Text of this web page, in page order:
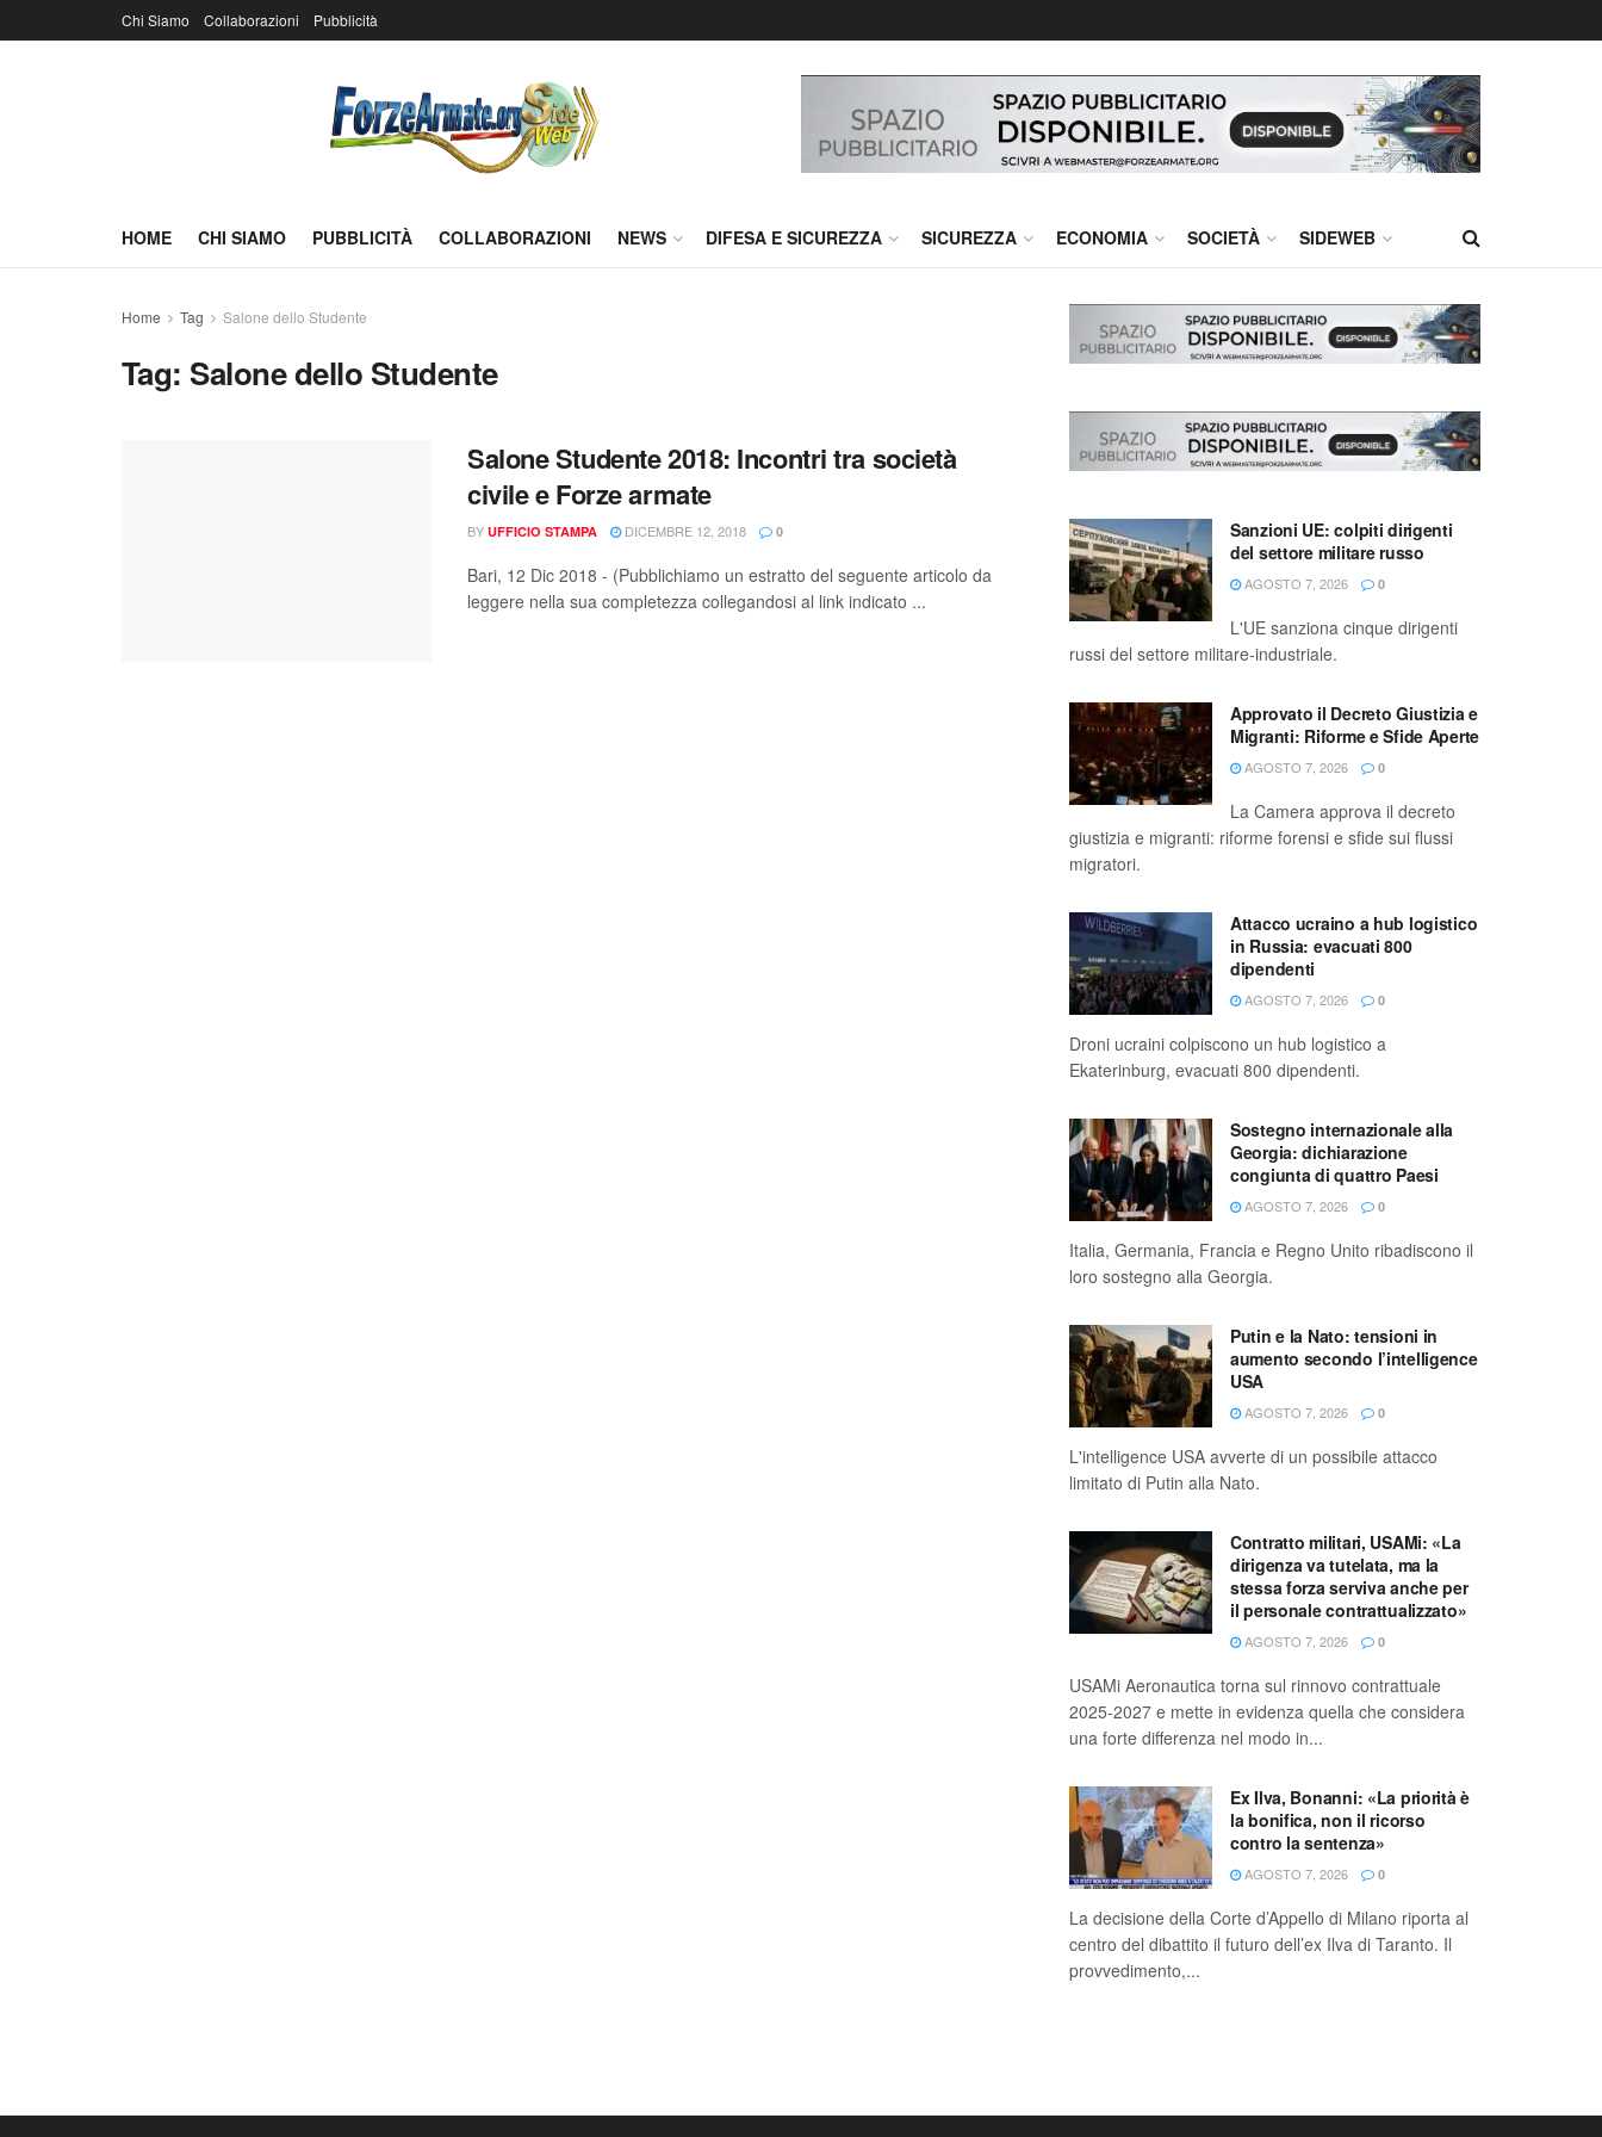
Chi Siamo Collaborazioni Pubblicità
HOME CHI SIAMO PUBBLICITÀ COLLABORAZIONI NEWS DIFESA E SICUREZZA SICUREZZA ECONOMIA SOCIETÀ SIDEWEB
Home Tag Salone dello Studente
Tag: Salone dello Studente
Salone Studente 2018: Incontri tra società
civile e Forze armate
BY UFFICIO STAMPA DICEMBRE 12, 2018 0
Bari, 12 Dic 2018 - (Pubblichiamo un estratto del seguente articolo da
leggere nella sua completezza collegandosi al link indicato ...
Sanzioni UE: colpiti dirigenti
del settore militare russo
AGOSTO 7, 2026 0
L'UE sanziona cinque dirigenti
russi del settore militare-industriale.
Approvato il Decreto Giustizia e
Migranti: Riforme e Sfide Aperte
AGOSTO 7, 2026 0
La Camera approva il decreto
giustizia e migranti: riforme forensi e sfide sui flussi
migratori.
Attacco ucraino a hub logistico
in Russia: evacuati 800
dipendenti
AGOSTO 7, 2026 0
Droni ucraini colpiscono un hub logistico a
Ekaterinburg, evacuati 800 dipendenti.
Sostegno internazionale alla
Georgia: dichiarazione
congiunta di quattro Paesi
AGOSTO 7, 2026 0
Italia, Germania, Francia e Regno Unito ribadiscono il
loro sostegno alla Georgia.
Putin e la Nato: tensioni in
aumento secondo l’intelligence
USA
AGOSTO 7, 2026 0
L'intelligence USA avverte di un possibile attacco
limitato di Putin alla Nato.
Contratto militari, USAMi: «La
dirigenza va tutelata, ma la
stessa forza serviva anche per
il personale contrattualizzato»
AGOSTO 7, 2026 0
USAMi Aeronautica torna sul rinnovo contrattuale
2025-2027 e mette in evidenza quella che considera
una forte differenza nel modo in...
Ex Ilva, Bonanni: «La priorità è
la bonifica, non il ricorso
contro la sentenza»
AGOSTO 7, 2026 0
La decisione della Corte d’Appello di Milano riporta al
centro del dibattito il futuro dell’ex Ilva di Taranto. Il
provvedimento,...